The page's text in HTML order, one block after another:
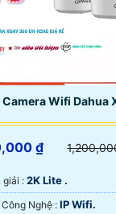
vì giá chỉ
Camera Wifi Dahua
₫
giải : 2K Lite .
👍 Trang Bị Công Nghệ : IP Wifi.